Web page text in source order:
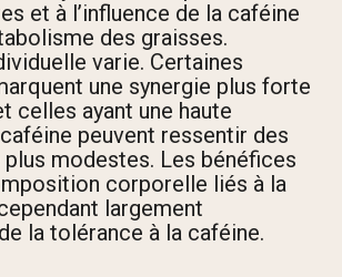
et à l’influence de la caféine
des graisses.
varie. Certaines
une synergie plus forte
celles ayant une haute
peuvent ressentir des
modestes. Les bénéfices
corporelle liés à la
largement
la tolérance à la caféine.